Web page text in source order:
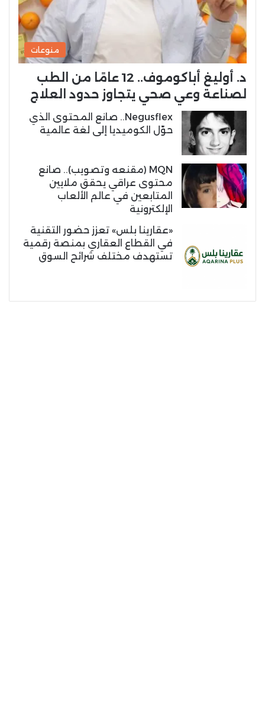
منوعات
د. أوليغ أباكوموف.. 12 عامًا من الطب
لصناعة وعي صحي يتجاوز حدود العلاج
Negusflex.. صانع المحتوى الذي
حوّل الكوميديا إلى لغة عالمية
MQN (مقنعه وتصويب).. صانع
محتوى عراقي يحقق ملايين
المتابعين في عالم الألعاب
الإلكترونية
«عقارينا بلس» تعزز حضور التقنية
في القطاع العقاري بمنصة رقمية
تستهدف مختلف شرائح السوق